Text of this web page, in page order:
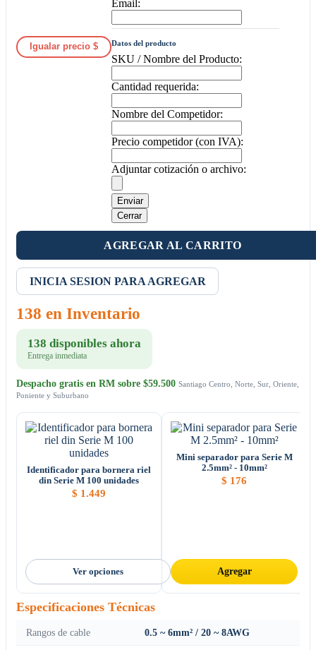
Igualar precio $
Email:
Datos del producto
SKU / Nombre del Producto:
Cantidad requerida:
Nombre del Competidor:
Precio competidor (con IVA):
Adjuntar cotización o archivo:
Enviar
Cerrar
AGREGAR AL CARRITO
INICIA SESION PARA AGREGAR
138 en Inventario
138 disponibles ahora
Entrega inmediata
Despacho gratis en RM sobre $59.500 Santiago Centro, Norte, Sur, Oriente,
Poniente y Suburbano
Identificador para bornera riel
din Serie M 100 unidades
$ 1.449
Ver opciones
Mini separador para Serie M
2.5mm² - 10mm²
$ 176
Agregar
Especificaciones Técnicas
Rangos de cable 0.5 ~ 6mm² / 20 ~ 8AWG